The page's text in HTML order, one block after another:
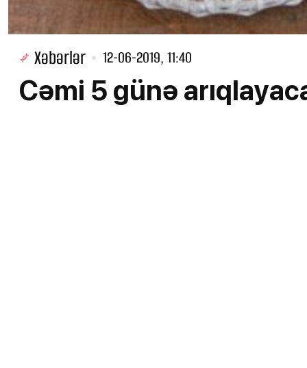
Xəbərlər 12-06-2019, 11:40
Cəmi 5 günə